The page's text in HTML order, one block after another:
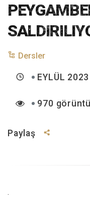
Dersler
EYLÜL 2023
970
Paylaş
.